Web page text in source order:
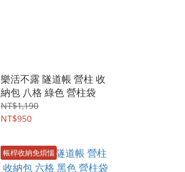
樂活不露 隧道帳 營柱 收
納包 八格 綠色 營柱袋
NT$1,190
NT$950
帳桿收納免煩惱